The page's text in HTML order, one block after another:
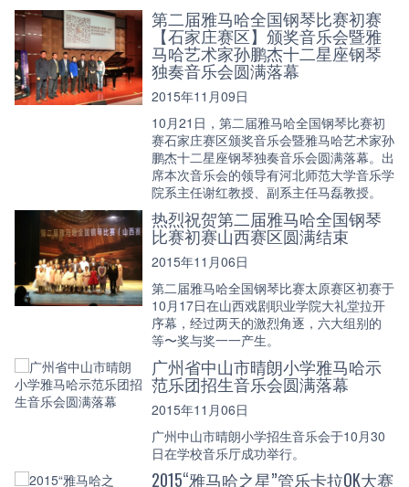
第二届雅马哈全国钢琴比赛初赛
【石家庄赛区】颁奖音乐会暨雅
马哈艺术家孙鹏杰十二星座钢琴
独奏音乐会圆满落幕
2015年11月09日
10月21日，第二届雅马哈全国钢琴比赛初
赛石家庄赛区颁奖音乐会暨雅马哈艺术家孙
鹏杰十二星座钢琴独奏音乐会圆满落幕。出
席本次音乐会的领导有河北师范大学音乐学
院系主任谢红教授、副系主任马磊教授。
热烈祝贺第二届雅马哈全国钢琴
比赛初赛山西赛区圆满结束
2015年11月06日
第二届雅马哈全国钢琴比赛太原赛区初赛于
10月17日在山西戏剧职业学院大礼堂拉开
序幕，经过两天的激烈角逐，六大组别的
等〜奖与奖一一产生。
广州省中山市晴朗小学雅马哈示
范乐团招生音乐会圆满落幕
2015年11月06日
广州中山市晴朗小学招生音乐会于10月30
日在学校音乐厅成功举行。
2015“雅马哈之星”管乐卡拉OK大赛